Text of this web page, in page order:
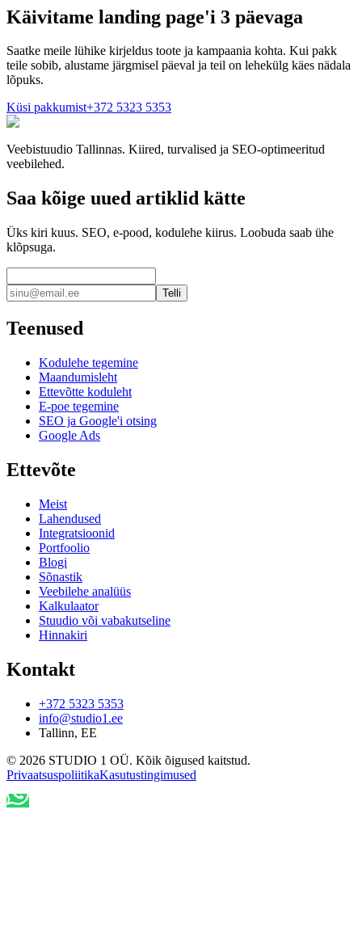
Käivitame landing page'i 3 päevaga
Saatke meile lühike kirjeldus toote ja kampaania kohta. Kui pakk
teile sobib, alustame järgmisel päeval ja teil on lehekülg käes nädala
lõpuks.
Küsi pakkumist+372 5323 5353
Veebistuudio Tallinnas. Kiired, turvalised ja SEO-optimeeritud
veebilehed.
Saa kõige uued artiklid kätte
Üks kiri kuus. SEO, e-pood, kodulehe kiirus. Loobuda saab ühe
klõpsuga.
Telli
Teenused
Kodulehe tegemine
Maandumisleht
Ettevõtte koduleht
E-poe tegemine
SEO ja Google'i otsing
Google Ads
Ettevõte
Meist
Lahendused
Integratsioonid
Portfoolio
Blogi
Sõnastik
Veebilehe analüüs
Kalkulaator
Stuudio või vabakutseline
Hinnakiri
Kontakt
+372 5323 5353
info@studio1.ee
Tallinn, EE
© 2026 STUDIO 1 OÜ. Kõik õigused kaitstud.
PrivaatsuspoliitikaKasutustingimused